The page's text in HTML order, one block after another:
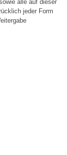
alle auf dieser
jeder Form